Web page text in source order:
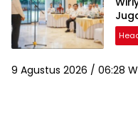
9 Agustus 2026 / 06:28